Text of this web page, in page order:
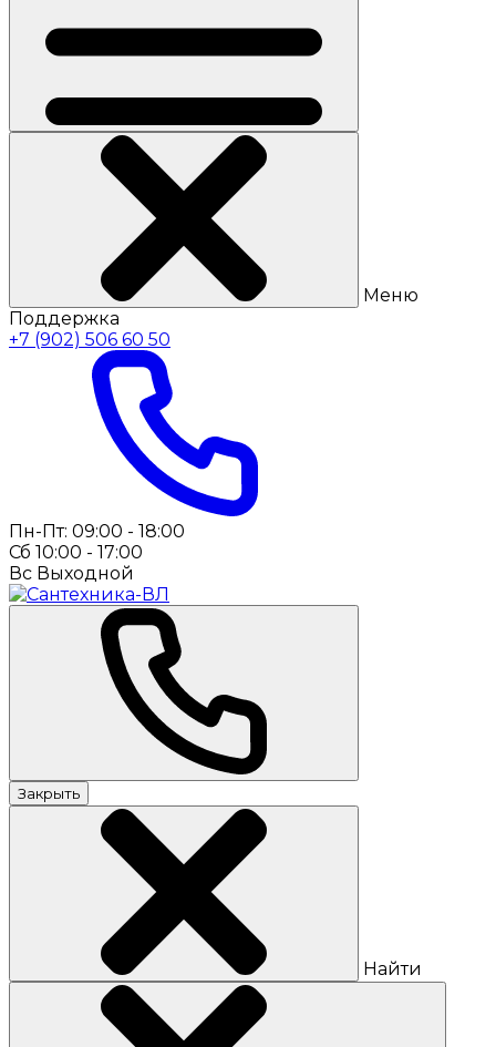
Меню
Поддержка
+7 (902) 506 60 50
Пн-Пт: 09:00 - 18:00
Сб 10:00 - 17:00
Вс Выходной
Закрыть
Найти